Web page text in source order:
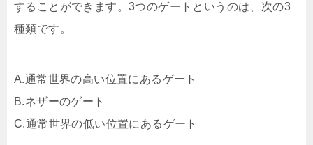
することができます。3つのゲートというのは、次の3
種類です。
A.通常世界の高い位置にあるゲート
B.ネザーのゲート
C.通常世界の低い位置にあるゲート